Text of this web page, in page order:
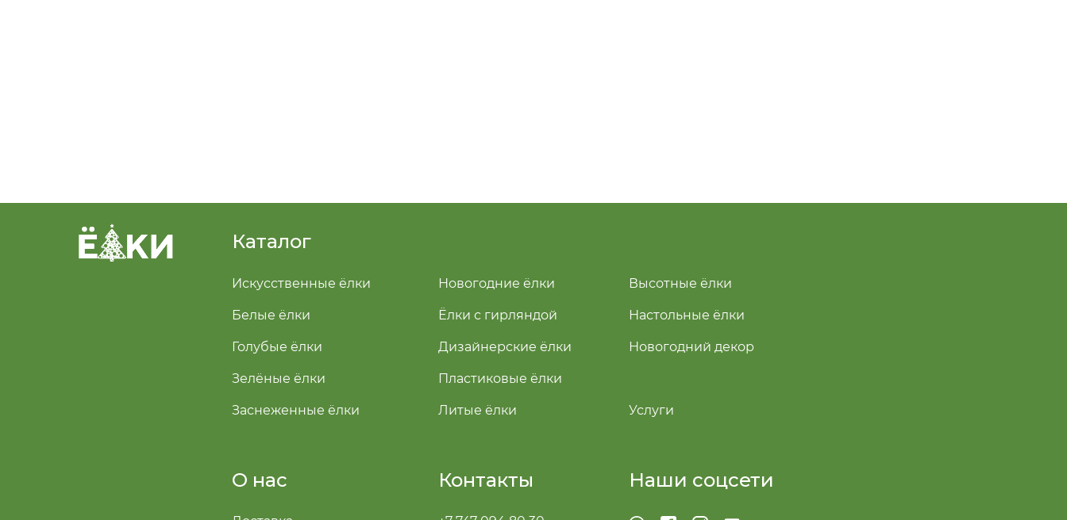
О нас
Каталог
Контакты Наши соцсети
Искусственные ёлки
Белые ёлки
Голубые ёлки
Зелёные ёлки
Заснеженные ёлки
Новогодние ёлки
Ёлки с гирляндой
Дизайнерские ёлки
Пластиковые ёлки
Литые ёлки
Высотные ёлки
Настольные ёлки
Услуги
Новогодний декор